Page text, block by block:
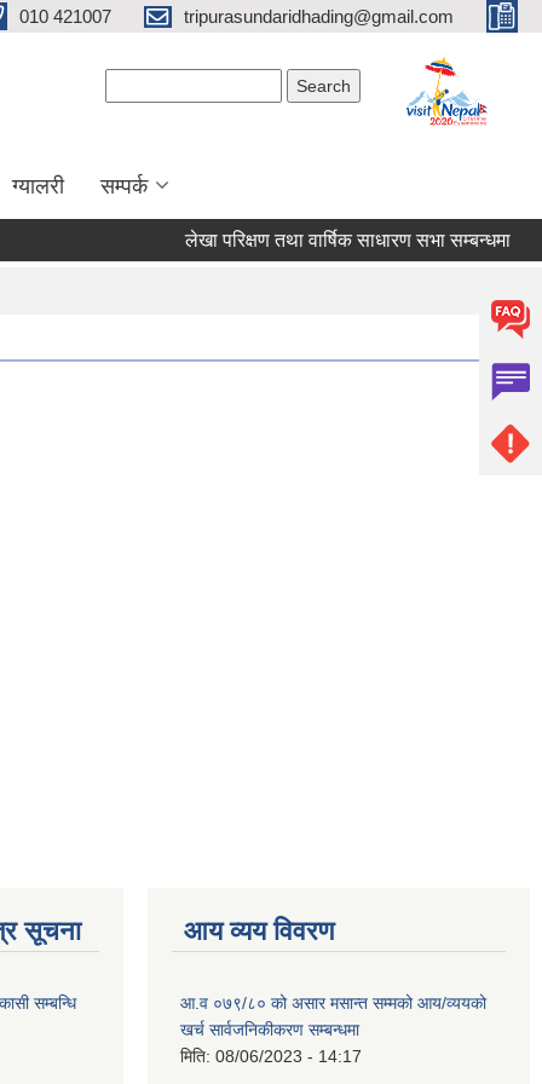
010 421007 tripurasundaridhading@gmail.com
ग्यालरी सम्पर्क
लेखा परिक्षण तथा वार्षिक साधारण सभा सम्बन्धमा
सूचना
सम्बन्धि
आय व्यय विवरण
आ.व ०७९/८० को असार मसान्त सम्मको आय/व्ययको
खर्च सार्वजनिकीकरण सम्बन्धमा
मिति: 08/06/2023 - 14:17